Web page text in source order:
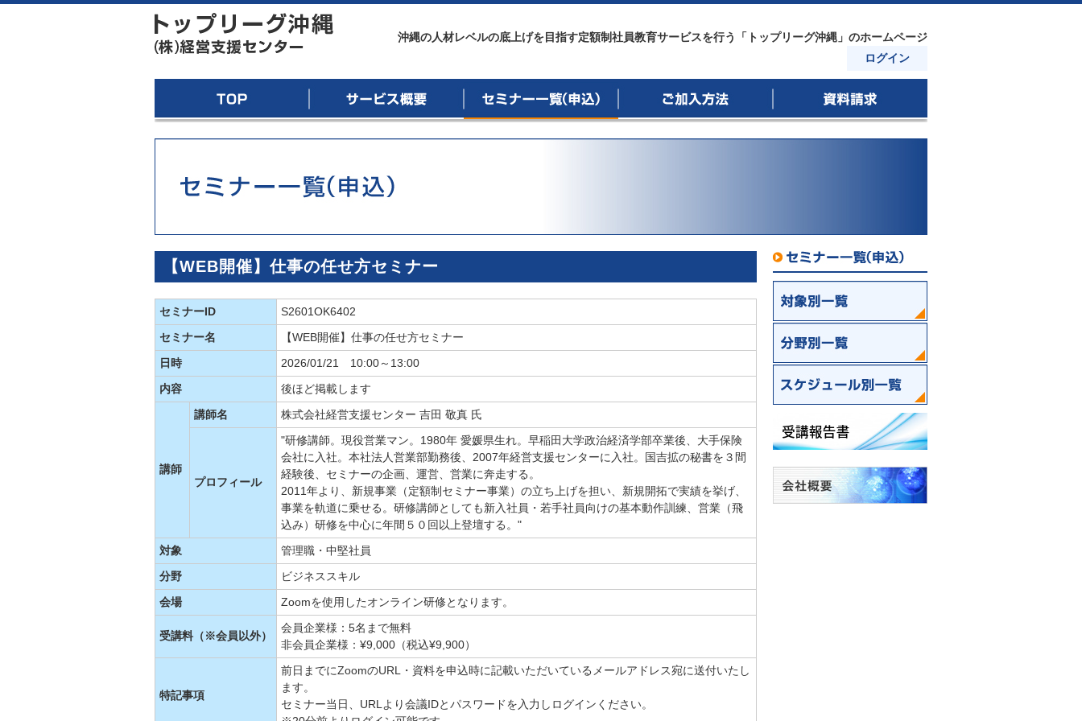
沖縄の人材レベルの底上げを目指す定額制社員教育サービスを行う「トップリーグ沖縄」のホームページ
ログイン
【WEB開催】仕事の任せ方セミナー
セミナーID
S2601OK6402
セミナー名
【WEB開催】仕事の任せ方セミナー
日時
2026/01/21 10:00～13:00
内容
後ほど掲載します
講師
講師名 株式会社経営支援センター 吉田 敬真 氏
プロフィール
"研修講師。現役営業マン。1980年 愛媛県生れ。早稲田大学政治経済学部卒業後、大手保険
会社に入社。本社法人営業部勤務後、2007年経営支援センターに入社。国吉拡の秘書を３間
経験後、セミナーの企画、運営、営業に奔走する。
2011年より、新規事業（定額制セミナー事業）の立ち上げを担い、新規開拓で実績を挙げ、
事業を軌道に乗せる。研修講師としても新入社員・若手社員向けの基本動作訓練、営業（飛
込み）研修を中心に年間５０回以上登壇する。"
対象
管理職・中堅社員
分野
ビジネススキル
会場
Zoomを使用したオンライン研修となります。
受講料（※会員以外）
会員企業様：5名まで無料
非会員企業様：¥9,000（税込¥9,900）
特記事項
前日までにZoomのURL・資料を申込時に記載いただいているメールアドレス宛に送付いたし
ます。
セミナー当日、URLより会議IDとパスワードを入力しログインください。
セミナー一覧